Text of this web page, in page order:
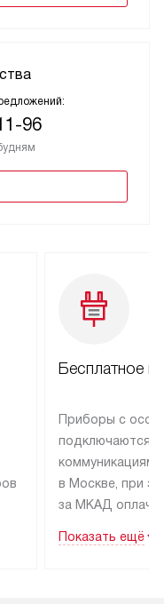
96
Бесплатное
Приборы с
подключаются к
коммуникациям
в Москве, при
за МКАД
партнера
Показать ещё